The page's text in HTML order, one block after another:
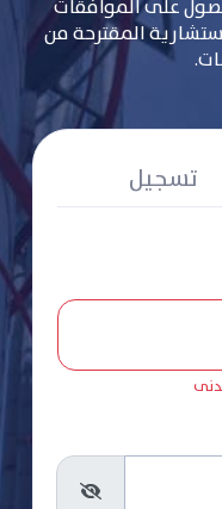
على الموافقات
المقترحة من
تسجيل